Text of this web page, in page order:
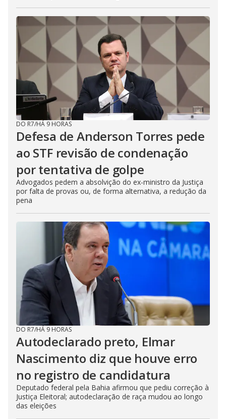
DO R7/HÁ 9 HORAS
Defesa de Anderson Torres pede
ao STF revisão de condenação
por tentativa de golpe
Advogados pedem a absolvição do ex-ministro da Justiça
por falta de provas ou, de forma alternativa, a redução da
pena
DO R7/HÁ 9 HORAS
Autodeclarado preto, Elmar
Nascimento diz que houve erro
no registro de candidatura
Deputado federal pela Bahia afirmou que pediu correção à
Justiça Eleitoral; autodeclaração de raça mudou ao longo
das eleições